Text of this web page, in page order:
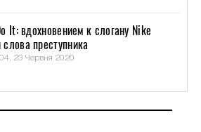
It: вдохновением к слогану Nike
слова преступника
23 Червня 2020